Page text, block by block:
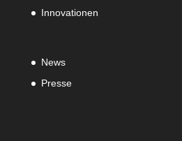
Innovationen
News
Presse